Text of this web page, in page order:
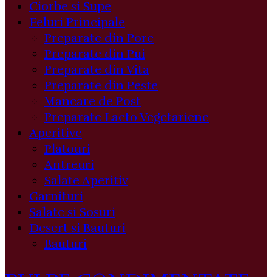
Ciorbe si Supe
Feluri Principale
Preparate din Porc
Preparate din Pui
Preparate din Vita
Preparate din Peste
Mancare de Post
Preparate Lacto Vegetariene
Aperitive
Platouri
Antreuri
Salate Aperitiv
Garnituri
Salate si Sosuri
Desert si Bauturi
Bauturi